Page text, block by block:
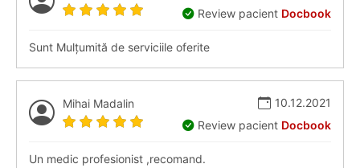
Review pacient Docbook
Sunt Mulțumită de serviciile oferite
Mihai Madalin
10.12.2021
Review pacient Docbook
Un medic profesionist ,recomand.